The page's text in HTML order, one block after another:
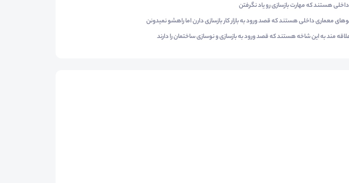
هستند که مهارت بازسازی رو یاد نگرفتن
معماری داخلی هستند که قصد ورود به بازار کار بازسازی دارن اما راهشو نمیدونن
مند به این شاخه هستند که قصد ورود به بازسازی و نوسازی ساختمان را دارند